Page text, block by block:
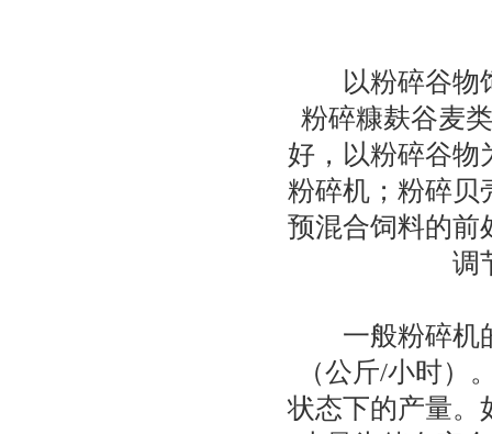
以粉碎谷物饲
粉碎糠麸谷麦
好，以粉碎谷物
粉碎机；粉碎贝
预混合饲料的前
调
一般粉碎机的
（公斤/小时
状态下的产量。